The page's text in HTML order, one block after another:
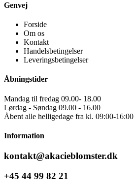
Genvej
Forside
Om os
Kontakt
Handelsbetingelser
Leveringsbetingelser
Åbningstider
Mandag til fredag 09.00- 18.00
Lørdag - Søndag 09.00 - 16.00
Åbent alle helligedage fra kl. 09:00-16:00
Information
kontakt@akacieblomster.dk
+45 44 99 82 21